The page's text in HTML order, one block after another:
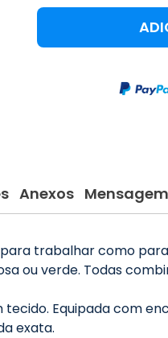
Anexos Mensagem
trabalhar como
ou verde. Todas
Equipada com
exata.